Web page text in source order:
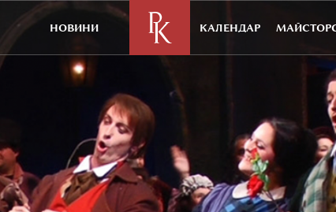
НОВИНИ КАЛЕНДАР